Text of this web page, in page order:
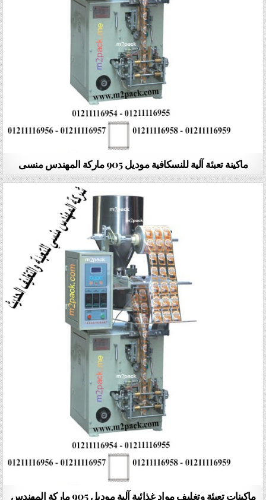
ماكينة تعبئة آلية للنسكافية موديل 905 ماركة المهندس منسى
ماكينات تعبئة وتغليف مواد غذائية آلية موديل 905 ماركة المهندس